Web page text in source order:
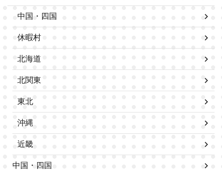
中国・四国
休暇村
北海道
北関東
東北
沖縄
近畿
中国・四国